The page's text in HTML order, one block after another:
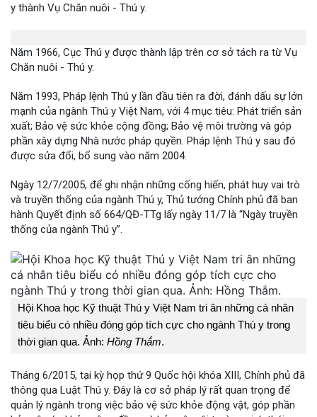
y thành Vụ Chăn nuôi - Thú y.
Năm 1966, Cục Thú y được thành lập trên cơ sở tách ra từ Vụ
Chăn nuôi - Thú y.
Năm 1993, Pháp lệnh Thú y lần đầu tiên ra đời, đánh dấu sự lớn
mạnh của ngành Thú y Việt Nam, với 4 mục tiêu: Phát triển sản
xuất; Bảo vệ sức khỏe cộng đồng; Bảo vệ môi trường và góp
phần xây dựng Nhà nước pháp quyền. Pháp lệnh Thú y sau đó
được sửa đổi, bổ sung vào năm 2004.
Ngày 12/7/2005, để ghi nhận những cống hiến, phát huy vai trò
và truyền thống của ngành Thú y, Thủ tướng Chính phủ đã ban
hành Quyết định số 664/QĐ-TTg lấy ngày 11/7 là “Ngày truyền
thống của ngành Thú y”.
Hội Khoa học Kỹ thuật Thú y Việt Nam tri ân những cá nhân
tiêu biểu có nhiều đóng góp tích cực cho ngành Thú y trong
thời gian qua. Ảnh: Hồng Thắm.
Tháng 6/2015, tại kỳ họp thứ 9 Quốc hội khóa XIII, Chính phủ đã
thông qua Luật Thú y. Đây là cơ sở pháp lý rất quan trọng để
quản lý ngành trong việc bảo vệ sức khỏe động vật, góp phần